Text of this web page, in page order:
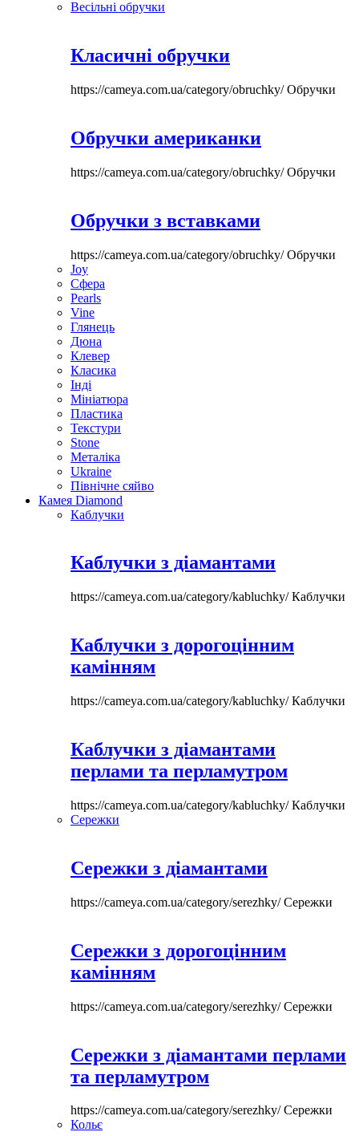
Весільні обручки
Класичні обручки
https://cameya.com.ua/category/obruchky/Обручки
Обручки американки
https://cameya.com.ua/category/obruchky/Обручки
Обручки з вставками
https://cameya.com.ua/category/obruchky/Обручки
Joy
Сфера
Pearls
Vine
Глянець
Дюна
Клевер
Класика
Інді
Мініатюра
Пластика
Текстури
Stone
Металіка
Ukraine
Північне сяйво
Камея Diamond
Каблучки
Каблучки з діамантами
https://cameya.com.ua/category/kabluchky/Каблучки
Каблучки з дорогоцінним
камінням
https://cameya.com.ua/category/kabluchky/Каблучки
Каблучки з діамантами
перлами та перламутром
https://cameya.com.ua/category/kabluchky/Каблучки
Сережки
Сережки з діамантами
https://cameya.com.ua/category/serezhky/Сережки
Сережки з дорогоцінним
камінням
https://cameya.com.ua/category/serezhky/Сережки
Сережки з діамантами перлами
та перламутром
https://cameya.com.ua/category/serezhky/Сережки
Кольє